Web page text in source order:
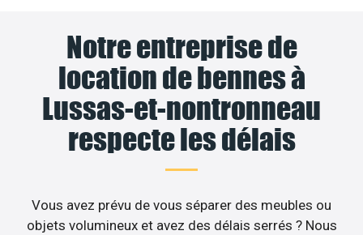
Notre entreprise de
location de bennes à
Lussas-et-nontronneau
respecte les délais
Vous avez prévu de vous séparer des meubles ou
objets volumineux et avez des délais serrés ? Nous